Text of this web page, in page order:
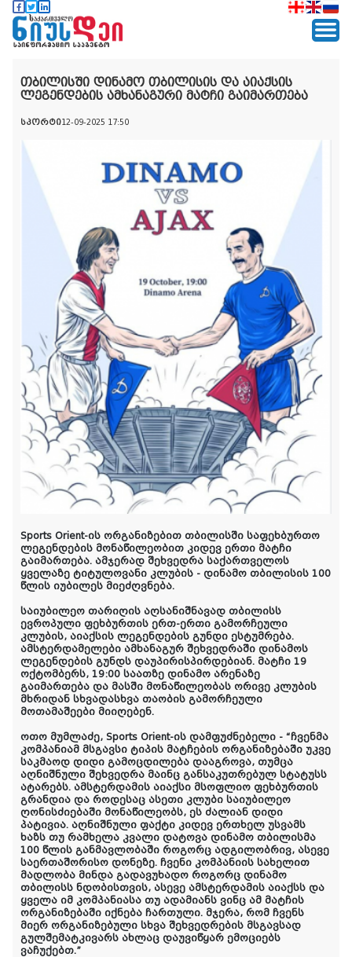
თბილისში დინამო თბილისის და აიაქსის
ლეგენდების ამხანაგური მატჩი გაიმართება
სპორტი12-09-2025 17:50
Sports Orient-ის ორგანიზებით თბილისში საფეხბურთო
ლეგენდების მონაწილეობით კიდევ ერთი მატჩი
გაიმართება. ამჯერად შეხვედრა საქართველოს
ყველაზე ტიტულოვანი კლუბის - დინამო თბილისის 100
წლის იუბილეს მიეძღვნება.
საიუბილეო თარიღის აღსანიშნავად თბილისს
ევროპული ფეხბურთის ერთ-ერთი გამორჩეული
კლუბის, აიაქსის ლეგენდების გუნდი ესტუმრება.
ამსტერდამელები ამხანაგურ შეხვედრაში დინამოს
ლეგენდების გუნდს დაუპირისპირდებიან. მატჩი 19
ოქტომბერს, 19:00 საათზე დინამო არენაზე
გაიმართება და მასში მონაწილეობას ორივე კლუბის
მხრიდან სხვადასხვა თაობის გამორჩეული
მოთამაშეები მიიღებენ.
ოთო მუმლაძე, Sports Orient-ის დამფუძნებელი - “ჩვენმა
კომპანიამ მსგავსი ტიპის მატჩების ორგანიზებაში უკვე
საკმაოდ დიდი გამოცდილება დააგროვა, თუმცა
აღნიშნული შეხვედრა მაინც განსაკუთრებულ სტატუსს
ატარებს. ამსტერდამის აიაქსი მსოფლიო ფეხბურთის
გრანდია და როდესაც ასეთი კლუბი საიუბილეო
ღონისძიებაში მონაწილეობს, ეს ძალიან დიდი
პატივია. აღნიშნული ფაქტი კიდევ ერთხელ უსვამს
ხაზს თუ რამხელა კვალი დატოვა დინამო თბილისმა
100 წლის განმავლობაში როგორც ადგილობრივ, ასევე
საერთაშორისო დონეზე. ჩვენი კომპანიის სახელით
მადლობა მინდა გადავუხადო როგორც დინამო
თბილისს ნდობისთვის, ასევე ამსტერდამის აიაქსს და
ყველა იმ კომპანიასა თუ ადამიანს ვინც ამ მატჩის
ორგანიზებაში იქნება ჩართული. მჯერა, რომ ჩვენს
მიერ ორგანიზებული სხვა შეხვედრების მსგავსად
გულშემატკივარს ახლაც დაუვიწყარ ემოციებს
ვაჩუქებთ.”